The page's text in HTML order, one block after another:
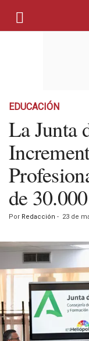
EDUCACIÓN
La Junta
de
Por Redacción - 23 de